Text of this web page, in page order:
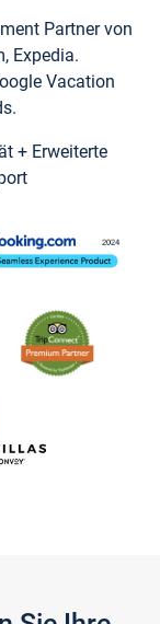
Partner von
Expedia.
Vacation
+ Erweiterte